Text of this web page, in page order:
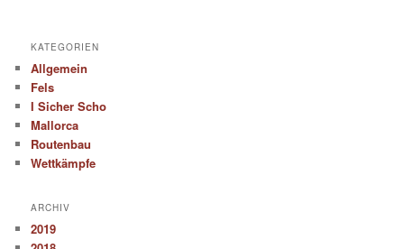
KATEGORIEN
Allgemein
Fels
I Sicher Scho
Mallorca
Routenbau
Wettkämpfe
ARCHIV
2019